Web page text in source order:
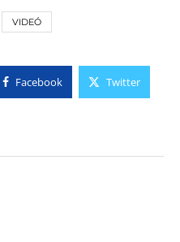
VIDEÓ
Facebook Twitter